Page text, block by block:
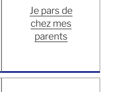
Je pars de
chez mes
parents